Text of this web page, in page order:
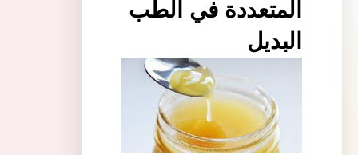
المتعددة في الطب
البديل